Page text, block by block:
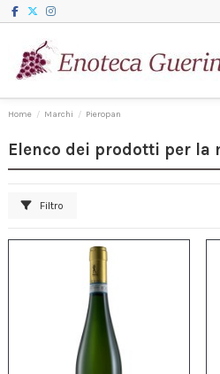
Home Marchi Pieropan
Elenco dei prodotti per la
Filtro